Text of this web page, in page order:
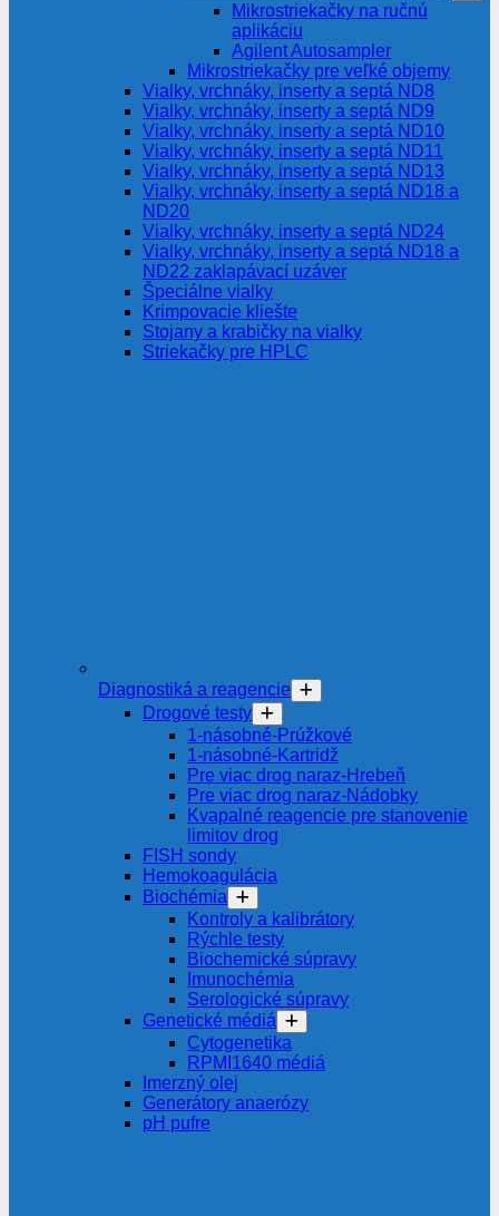
Mikrostriekačky na ručnú
aplikáciu
Agilent Autosampler
Mikrostriekačky pre veľké objemy
Vialky, vrchnáky, inserty a septá ND8
Vialky, vrchnáky, inserty a septá ND9
Vialky, vrchnáky, inserty a septá ND10
Vialky, vrchnáky, inserty a septá ND11
Vialky, vrchnáky, inserty a septá ND13
Vialky, vrchnáky, inserty a septá ND18 a
ND20
Vialky, vrchnáky, inserty a septá ND24
Vialky, vrchnáky, inserty a septá ND18 a
ND22 zaklapávací uzáver
Špeciálne vialky
Krimpovacie kliešte
Stojany a krabičky na vialky
Striekačky pre HPLC
Diagnostiká a reagencie
Drogové testy
1-násobné-Prúžkové
1-násobné-Kartridž
Pre viac drog naraz-Hrebeň
Pre viac drog naraz-Nádobky
Kvapalné reagencie pre stanovenie
limitov drog
FISH sondy
Hemokoagulácia
Biochémia
Kontroly a kalibrátory
Rýchle testy
Biochemické súpravy
Imunochémia
Serologické súpravy
Genetické médiá
Cytogenetika
RPMI1640 médiá
Imerzný olej
Generátory anaerózy
pH pufre